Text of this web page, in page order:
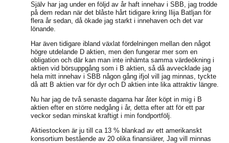
Själv har jag under en följd av år haft innehav i SBB, jag trodde
på dem redan när det blåste hårt tidigare kring Ilija Batljan för
flera år sedan, då ökade jag starkt i innehaven och det var
lönande.
Har även tidigare ibland växlat fördelningen mellan den något
högre utdelande D aktien, men den fungerar mer som en
obligation och där kan man inte inhämta samma värdeökning i
aktien vid börsuppgång som i B aktien, så då avvecklade jag
hela mitt innehav i SBB någon gång ifjol vill jag minnas, tyckte
då att B aktien var för dyr och D aktien inte lika attraktiv längre.
Nu har jag de två senaste dagarna har åter köpt in mig i B
aktien efter en större nedgång i år, detta efter att för ett par
veckor sedan minskat kraftigt i min fondportfölj.
Aktiestocken är ju till ca 13 % blankad av ett amerikanskt
konsortium bestående av 20 olika finansiärer, Jag vill minnas